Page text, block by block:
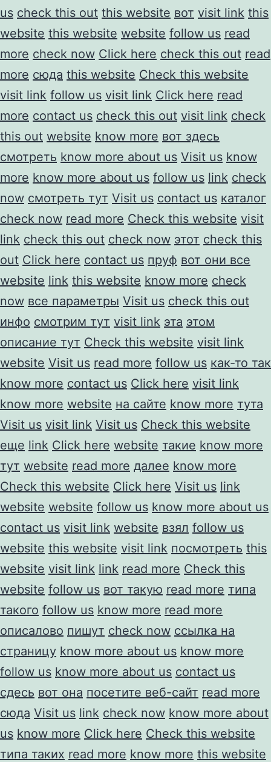
us check this out this website вот visit link this
website this website website follow us read
more check now Click here check this out read
more сюда this website Check this website
visit link follow us visit link Click here read
more contact us check this out visit link check
this out website know more вот здесь
смотреть know more about us Visit us know
more know more about us follow us link check
now смотреть тут Visit us contact us каталог
check now read more Check this website visit
link check this out check now этот check this
out Click here contact us пруф вот они все
website link this website know more check
now все параметры Visit us check this out
инфо смотрим тут visit link эта этом
описание тут Check this website visit link
website Visit us read more follow us как-то так
know more contact us Click here visit link
know more website на сайте know more тута
Visit us visit link Visit us Check this website
еще link Click here website такие know more
тут website read more далее know more
Check this website Click here Visit us link
website website follow us know more about us
contact us visit link website взял follow us
website this website visit link посмотреть this
website visit link link read more Check this
website follow us вот такую read more типа
такого follow us know more read more
описалово пишут check now ссылка на
страницу know more about us know more
follow us know more about us contact us
сдесь вот она посетите веб-сайт read more
сюда Visit us link check now know more about
us know more Click here Check this website
типа таких read more know more this website